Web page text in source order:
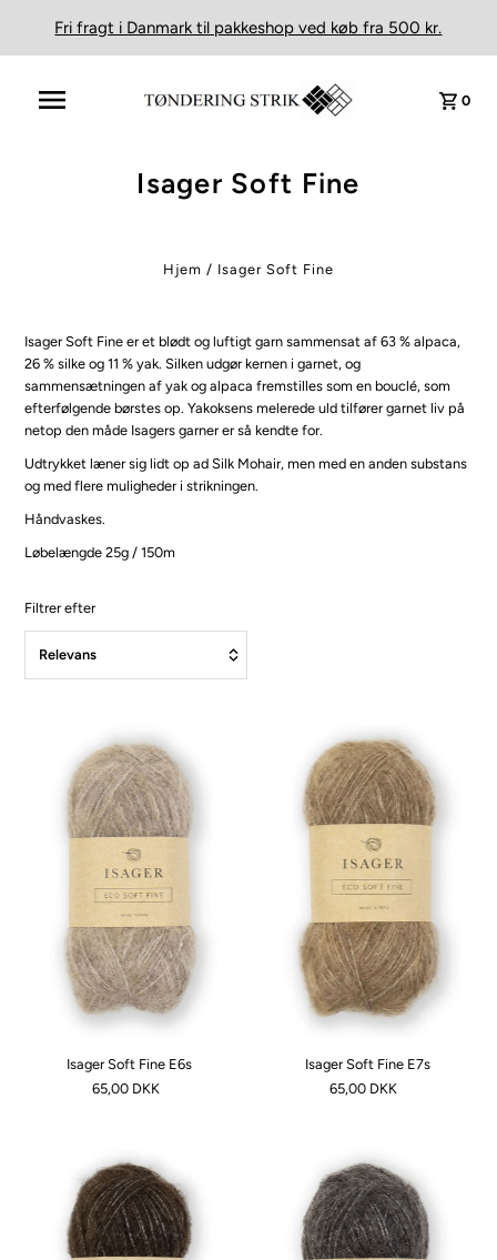
Fri fragt i Danmark til pakkeshop ved køb fra 500 kr.
0
Isager Soft Fine
Hjem / Isager Soft Fine
Isager Soft Fine er et blødt og luftigt garn sammensat af 63 % alpaca,
26 % silke og 11 % yak. Silken udgør kernen i garnet, og
sammensætningen af yak og alpaca fremstilles som en bouclé, som
efterfølgende børstes op. Yakoksens melerede uld tilfører garnet liv på
netop den måde Isagers garner er så kendte for.
Udtrykket læner sig lidt op ad Silk Mohair, men med en anden substans
og med flere muligheder i strikningen.
Håndvaskes.
Løbelængde 25g / 150m
Filtrer efter
Mest relevante
Bestsellere
Alfabetisk, A-Å
Alfabetisk, Å-A
Pris, lav til høj
Pris, høj til lav
Dato, nyere til ældre
Isager Soft Fine E6s
65,00 DKK
Isager Soft Fine E7s
65,00 DKK